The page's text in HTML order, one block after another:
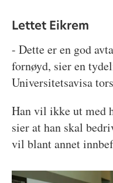
Lettet Eikrem
- Dette er en god
fornøyd, sier en
Universitetsavisa
Han vil ikke ut med
sier at han skal
vil blant annet